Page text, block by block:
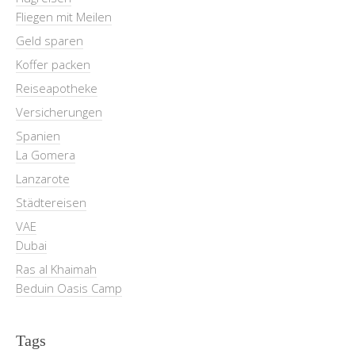
Fliegen mit Meilen
Geld sparen
Koffer packen
Reiseapotheke
Versicherungen
Spanien
La Gomera
Lanzarote
Städtereisen
VAE
Dubai
Ras al Khaimah
Beduin Oasis Camp
Tags